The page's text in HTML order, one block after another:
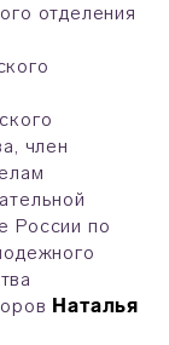
отделения
член
России по
Наталья